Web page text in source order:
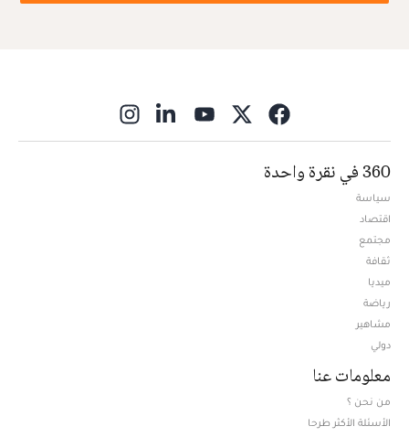
360 في نقرة واحدة
سياسة
اقتصاد
مجتمع
ثقافة
ميديا
رياضة
مشاهير
دولي
معلومات عنا
من نحن ؟
الأسئلة الأكثر طرحا